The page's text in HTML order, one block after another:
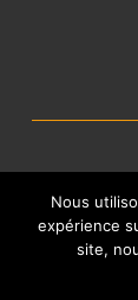
Nous
expérience
site,